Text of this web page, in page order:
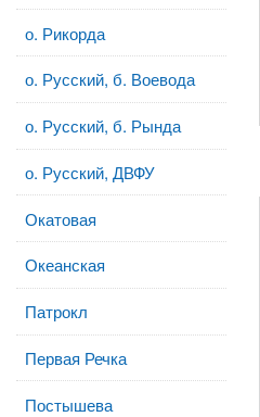
о. Рикорда
о. Русский, б. Воевода
о. Русский, б. Рында
о. Русский, ДВФУ
Окатовая
Океанская
Патрокл
Первая Речка
Постышева